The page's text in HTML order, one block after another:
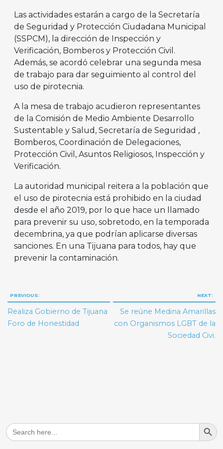
Las actividades estarán a cargo de la Secretaría
de Seguridad y Protección Ciudadana Municipal
(SSPCM), la dirección de Inspección y
Verificación, Bomberos y Protección Civil.
Además, se acordó celebrar una segunda mesa
de trabajo para dar seguimiento al control del
uso de pirotecnia.
A la mesa de trabajo acudieron representantes
de la Comisión de Medio Ambiente Desarrollo
Sustentable y Salud, Secretaría de Seguridad ,
Bomberos, Coordinación de Delegaciones,
Protección Civil, Asuntos Religiosos, Inspección y
Verificación.
La autoridad municipal reitera a la población que
el uso de pirotecnia está prohibido en la ciudad
desde el año 2019, por lo que hace un llamado
para prevenir su uso, sobretodo, en la temporada
decembrina, ya que podrían aplicarse diversas
sanciones. En una Tijuana para todos, hay que
prevenir la contaminación.
Navegación
de
entradas
PREVIOUS:
Realiza Gobierno de Tijuana
Foro de Honestidad
NEXT:
Se reúne Medina Amarillas
con Organismos LGBT de la
Sociedad Civi.
Search
for:
Search